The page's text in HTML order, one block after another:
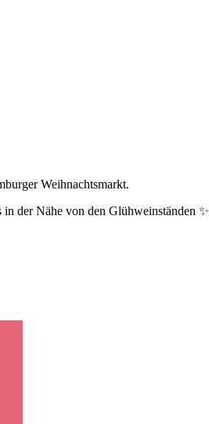
Weihnachtsmarkt.
der Nähe von den Glühweinständen ✨